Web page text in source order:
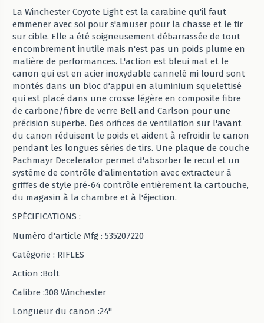
La Winchester Coyote Light est la carabine qu'il faut
emmener avec soi pour s'amuser pour la chasse et le tir
sur cible. Elle a été soigneusement débarrassée de tout
encombrement inutile mais n'est pas un poids plume en
matière de performances. L'action est bleui mat et le
canon qui est en acier inoxydable cannelé mi lourd sont
montés dans un bloc d'appui en aluminium squelettisé
qui est placé dans une crosse légère en composite fibre
de carbone/fibre de verre Bell and Carlson pour une
précision superbe. Des orifices de ventilation sur l'avant
du canon réduisent le poids et aident à refroidir le canon
pendant les longues séries de tirs. Une plaque de couche
Pachmayr Decelerator permet d'absorber le recul et un
système de contrôle d'alimentation avec extracteur à
griffes de style pré-64 contrôle entièrement la cartouche,
du magasin à la chambre et à l'éjection.
SPÉCIFICATIONS :
Numéro d'article Mfg : 535207220
Catégorie : RIFLES
Action :Bolt
Calibre :308 Winchester
Longueur du canon :24"